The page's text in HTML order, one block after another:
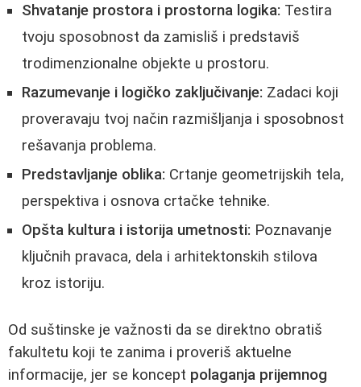
Shvatanje prostora i prostorna logika: Testira
tvoju sposobnost da zamisliš i predstaviš
trodimenzionalne objekte u prostoru.
Razumevanje i logičko zaključivanje: Zadaci koji
proveravaju tvoj način razmišljanja i sposobnost
rešavanja problema.
Predstavljanje oblika: Crtanje geometrijskih tela,
perspektiva i osnova crtačke tehnike.
Opšta kultura i istorija umetnosti: Poznavanje
ključnih pravaca, dela i arhitektonskih stilova
kroz istoriju.
Od suštinske je važnosti da se direktno obratiš
fakultetu koji te zanima i proveriš aktuelne
informacije, jer se koncept polaganja prijemnog